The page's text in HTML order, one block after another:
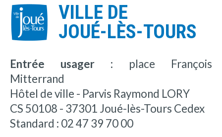
VILLE DE
JOUÉ-LÈS-TOURS
Entrée usager : place François
Mitterrand
Hôtel de ville - Parvis Raymond LORY
CS 50108 - 37301 Joué-lès-Tours Cedex
Standard : 02 47 39 70 00